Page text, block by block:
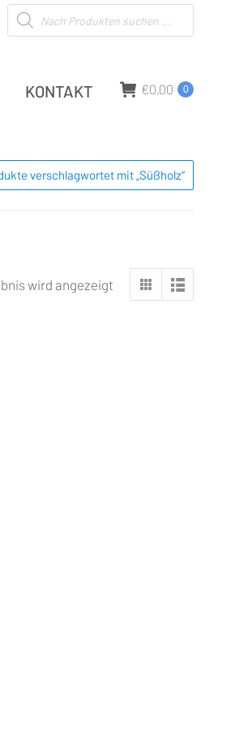
Products search
KONTAKT €0,00 0
sich hier:
verschlagwortet mit „Süßholz“
wird angezeigt
KONTAKT €0,00 0